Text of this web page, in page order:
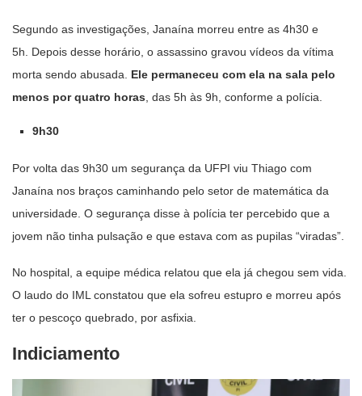
Segundo as investigações, Janaína morreu entre as 4h30 e
5h. Depois desse horário, o assassino gravou vídeos da vítima
morta sendo abusada. Ele permaneceu com ela na sala pelo
menos por quatro horas , das 5h às 9h, conforme a polícia.
9h30
Por volta das 9h30 um segurança da UFPI viu Thiago com
Janaína nos braços caminhando pelo setor de matemática da
universidade. O segurança disse à polícia ter percebido que a
jovem não tinha pulsação e que estava com as pupilas “viradas”.
No hospital, a equipe médica relatou que ela já chegou sem vida.
O laudo do IML constatou que ela sofreu estupro e morreu após
ter o pescoço quebrado, por asfixia.
Indiciamento